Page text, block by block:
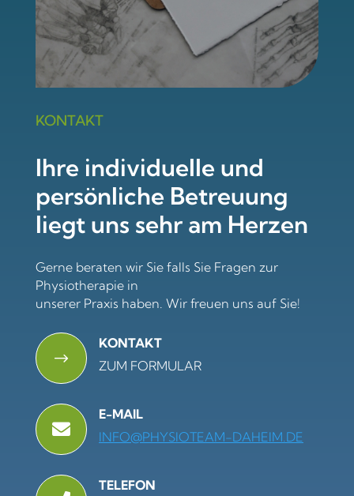
KONTAKT
Ihre individuelle und
persönliche Betreuung
liegt uns sehr am Herzen
Gerne beraten wir Sie falls Sie Fragen zur
Physiotherapie in
unserer Praxis haben. Wir freuen uns auf Sie!
$
KONTAKT
ZUM FORMULAR

E-MAIL
INFO@PHYSIOTEAM-DAHEIM.DE
TELEFON